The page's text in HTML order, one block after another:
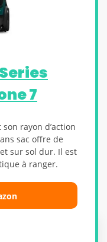
7
rayon d’action
sac offre de
sur sol dur. Il est
à ranger.